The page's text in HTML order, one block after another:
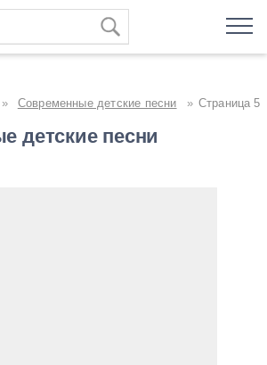
» Современные детские песни » Страница 5
детские песни